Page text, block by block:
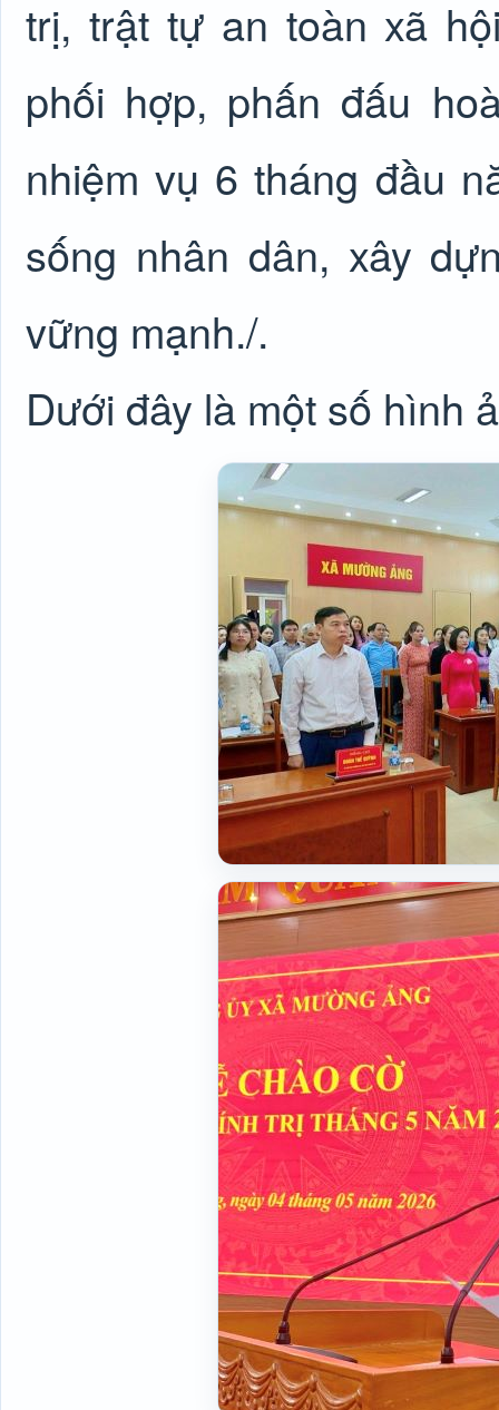
trị, trật tự an toàn xã
phối hợp, phấn đấu
nhiệm vụ 6 tháng đầu
sống nhân dân, xây
vững mạnh./.
Dưới đây là một số hình